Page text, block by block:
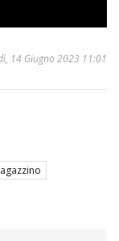
14 Giugno 2023 11:01